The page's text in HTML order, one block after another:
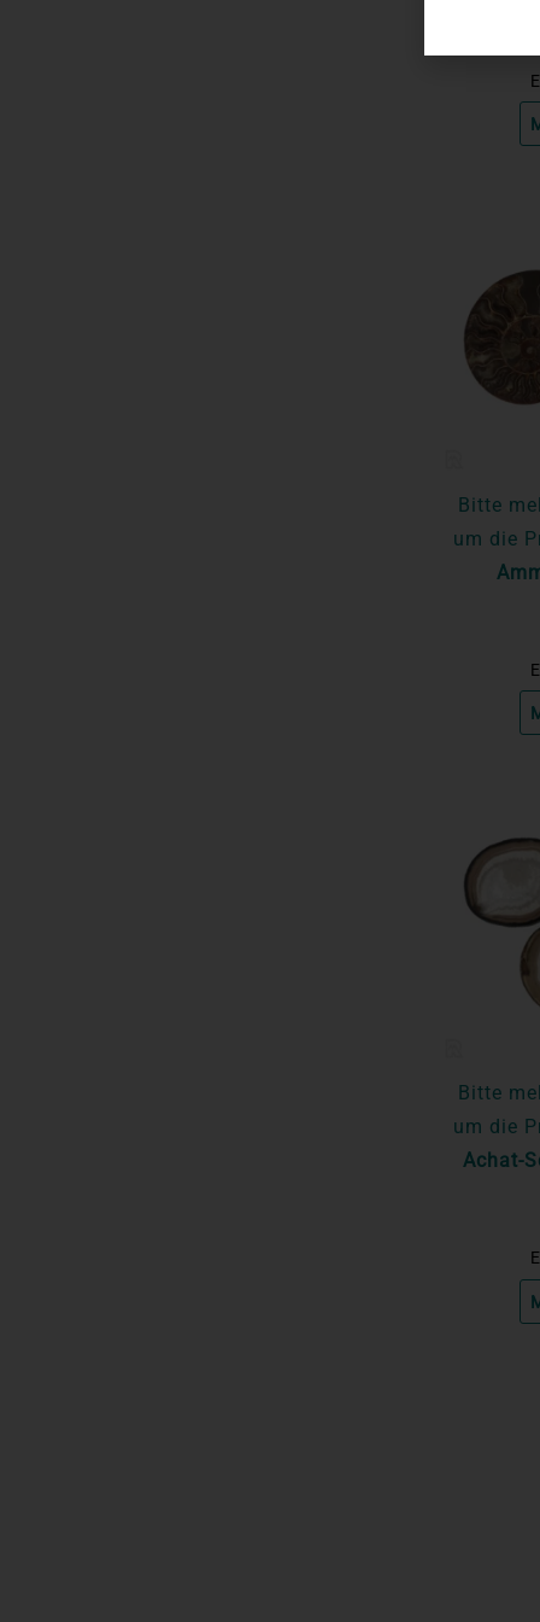
Bitte
um die
Bitte
um die
Achat-